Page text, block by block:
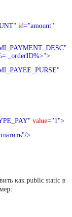
id="amount"
_orderID%>">
value="1">
>
как public static в